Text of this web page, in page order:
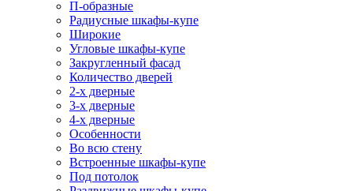
П-образные
Радиусные шкафы-купе
Широкие
Угловые шкафы-купе
Закругленный фасад
Количество дверей
2-х дверные
3-х дверные
4-х дверные
Особенности
Во всю стену
Встроенные шкафы-купе
Под потолок